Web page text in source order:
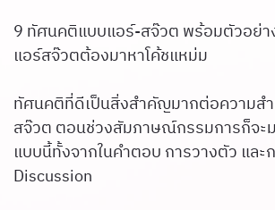
9 ทัศนคติแบบแอร์-สจ๊วต พร้อมตัวอย่า
แอร์สจ๊วตต้องมาหาโค้ชแหม่ม
ทัศนคติที่ดีเป็นสิ่งสำคัญมากต่อความสำ
สจ๊วต ตอนช่วงสัมภาษณ์กรรมการก็จะ
แบบนี้ทั้งจากในคำตอบ การวางตัว และ
Discussion